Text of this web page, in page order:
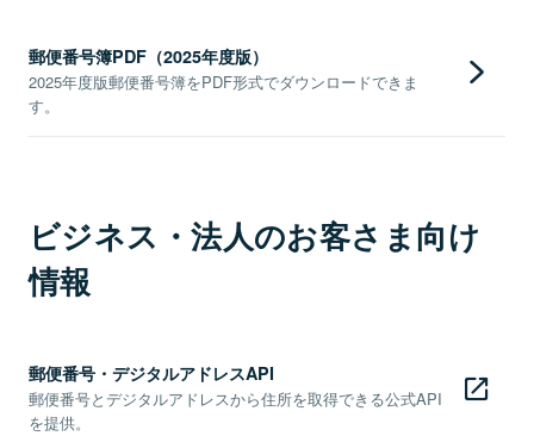
郵便番号簿PDF（2025年度版）
2025年度版郵便番号簿をPDF形式でダウンロードできま
す。
ビジネス・法人のお客さま向け
情報
郵便番号・デジタルアドレスAPI
郵便番号とデジタルアドレスから住所を取得できる公式API
を提供。